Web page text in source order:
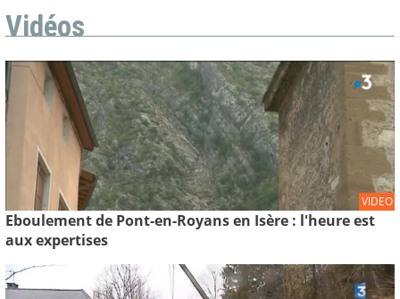
Vidéos
VIDEO
Eboulement de Pont-en-Royans en Isère : l'heure est
aux expertises